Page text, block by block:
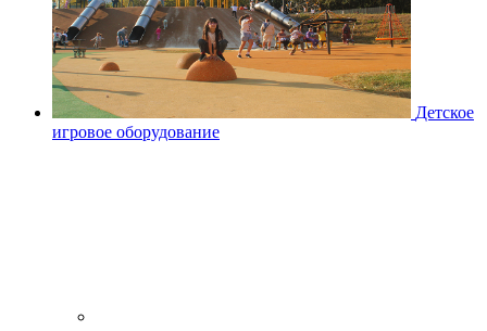
Детское
игровое оборудование